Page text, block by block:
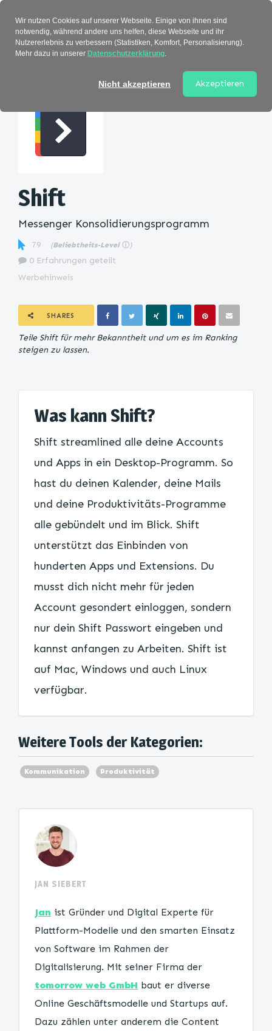
Shift
Messenger Konsolidierungsprogramm
79 (Beliebtheits-Level ⓘ )
0 Erfahrungen geteilt
Werbehinweis
SHARES
Teile Shift für mehr Bekanntheit und um es im Ranking
steigen zu lassen.
Was kann Shift?
Shift streamlined alle deine Accounts
und Apps in ein Desktop-Programm. So
hast du deinen Kalender, deine Mails
und deine Produktivitäts-Programme
alle gebündelt und im Blick. Shift
unterstützt das Einbinden von
hunderten Apps und Extensions. Du
musst dich nicht mehr für jeden
Account gesondert einloggen, sondern
nur dein Shift Passwort eingeben und
kannst anfangen zu Arbeiten. Shift ist
auf Mac, Windows und auch Linux
verfügbar.
Weitere Tools der Kategorien:
Kommunikation Produktivität
JAN SIEBERT
Jan ist Gründer und Digital Experte für
Plattform-Modelle und den smarten Einsatz
von Software im Rahmen der
Digitalisierung. Mit seiner Firma der
tomorrow web GmbH baut er diverse
Online Geschäftsmodelle und Startups auf.
Dazu zählen unter anderem die Content
Wir nutzen Cookies auf unserer Webseite. Einige von ihnen sind
notwendig, während andere uns helfen, diese Webseite und ihr
Nutzererlebnis zu verbessern (Statistiken, Komfort, Personalisierung).
Mehr dazu in unserer Datenschutzerklärung.
Nicht akzeptieren Akzeptieren